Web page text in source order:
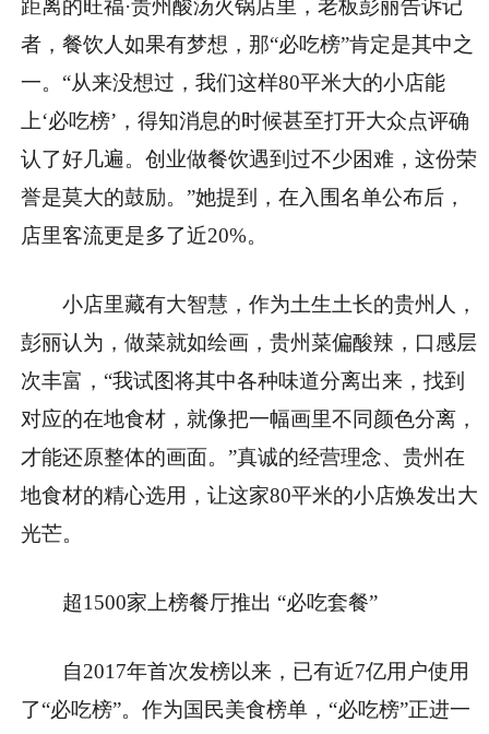
距离的旺福·贵州酸汤火锅店里，老板彭丽告诉记
者，餐饮人如果有梦想，那“必吃榜”肯定是其中之
一。“从来没想过，我们这样80平米大的小店能
上‘必吃榜’，得知消息的时候甚至打开大众点评确
认了好几遍。创业做餐饮遇到过不少困难，这份荣
誉是莫大的鼓励。”她提到，在入围名单公布后，
店里客流更是多了近20%。
小店里藏有大智慧，作为土生土长的贵州人，
彭丽认为，做菜就如绘画，贵州菜偏酸辣，口感层
次丰富，“我试图将其中各种味道分离出来，找到
对应的在地食材，就像把一幅画里不同颜色分离，
才能还原整体的画面。”真诚的经营理念、贵州在
地食材的精心选用，让这家80平米的小店焕发出大
光芒。
超1500家上榜餐厅推出 “必吃套餐”
自2017年首次发榜以来，已有近7亿用户使用
了“必吃榜”。作为国民美食榜单，“必吃榜”正进一